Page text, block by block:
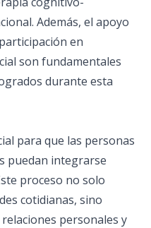
Además, el apoyo
en
son fundamentales
durante esta
para que las personas
puedan integrarse
proceso no solo
cotidianas, sino
personales y